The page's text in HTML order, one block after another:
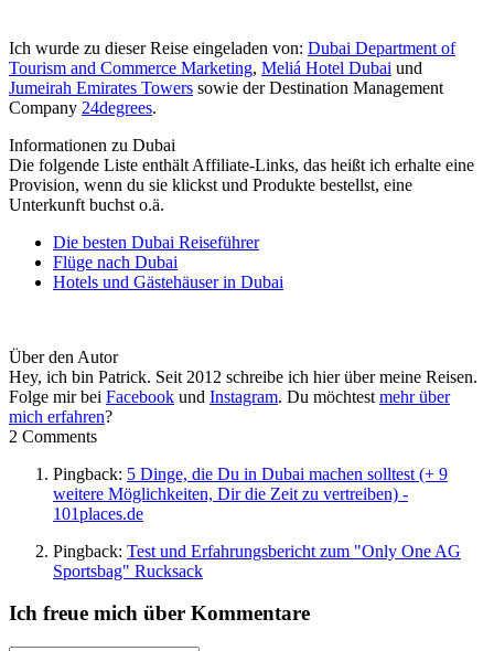
Ich wurde zu dieser Reise eingeladen von: Dubai Department of
Tourism and Commerce Marketing, Meliá Hotel Dubai und
Jumeirah Emirates Towers sowie der Destination Management
Company 24degrees.
Informationen zu Dubai
Die folgende Liste enthält Affiliate-Links, das heißt ich erhalte eine
Provision, wenn du sie klickst und Produkte bestellst, eine
Unterkunft buchst o.ä.
Die besten Dubai Reiseführer
Flüge nach Dubai
Hotels und Gästehäuser in Dubai
Über den Autor
Hey, ich bin Patrick. Seit 2012 schreibe ich hier über meine Reisen.
Folge mir bei Facebook und Instagram. Du möchtest mehr über
mich erfahren?
2 Comments
Pingback: 5 Dinge, die Du in Dubai machen solltest (+ 9
weitere Möglichkeiten, Dir die Zeit zu vertreiben) -
101places.de
Pingback: Test und Erfahrungsbericht zum "Only One AG
Sportsbag" Rucksack
Ich freue mich über Kommentare